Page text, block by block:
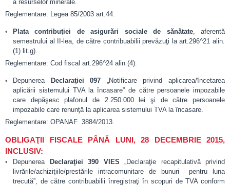
a resurselor minerale.
Reglementare: Legea 85/2003 art.44.
Plata contribuţiei de asigurări sociale de sănătate, aferentă
semestrului al II-lea, de către contribuabilii prevăzuţi la art.296^21 alin.
(1) lit.g).
Reglementare: Cod fiscal art.296^24 alin.(4).
Depunerea Declaraţiei 097 „Notificare privind aplicarea/încetarea
aplicării sistemului TVA la încasare” de către persoanele impozabile
care depăşesc plafonul de 2.250.000 lei şi de către persoanele
impozabile care renunţă la aplicarea sistemului TVA la încasare.
Reglementare: OPANAF 3884/2013.
OBLIGAŢII FISCALE PÂNĂ LUNI, 28 DECEMBRIE 2015,
INCLUSIV:
Depunerea Declaraţiei 390 VIES „Declaraţie recapitulativă privind
livrările/achiziţiile/prestările intracomunitare de bunuri pentru luna
trecută”, de către contribuabilii înregistraţi în scopuri de TVA conform